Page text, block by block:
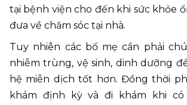
tại bệnh viện cho đến khi sức khỏe
đưa về chăm sóc tại nhà.
Tuy nhiên các bố mẹ cần phải
nhiễm trùng, vệ sinh, dinh dưỡng
hệ miễn dịch tốt hơn. Đồng thời
khám định kỳ và đi khám khi